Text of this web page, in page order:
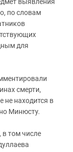
выявления
по словам
для
смерти,
не находится в
Минюсту.
том числе